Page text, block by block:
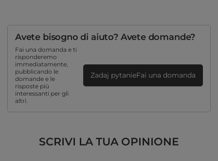
Avete bisogno di aiuto? Avete domande?
Fai una domanda e ti
risponderemo
immediatamente,
pubblicando le
domande e le
risposte più
interessanti per gli
altri.
Zadaj pytanieFai una domanda
SCRIVI LA TUA OPINIONE